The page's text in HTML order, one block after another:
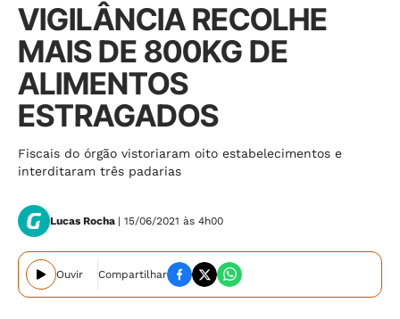
VIGILÂNCIA RECOLHE
MAIS DE 800KG DE
ALIMENTOS
ESTRAGADOS
Fiscais do órgão vistoriaram oito estabelecimentos e
interditaram três padarias
Lucas Rocha | 15/06/2021 às 4h00
Ouvir Compartilhar